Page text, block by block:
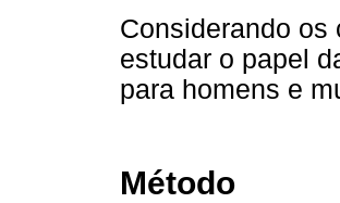
Considerando os
estudar o papel
para homens e
Método